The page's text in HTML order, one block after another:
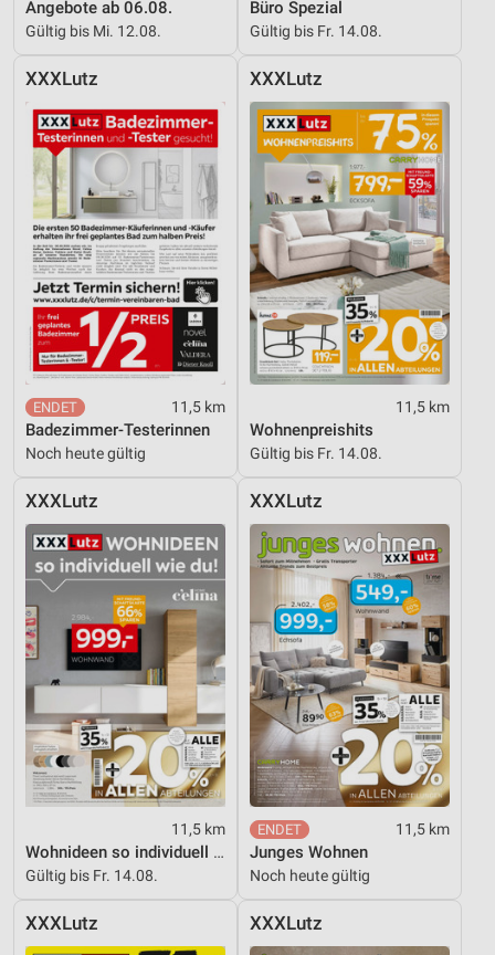
Angebote ab 06.08.
Gültig bis Mi. 12.08.
Büro Spezial
Gültig bis Fr. 14.08.
XXXLutz
11,5 km
Badezimmer-Testerinnen
Noch heute gültig
XXXLutz
11,5 km
Wohnenpreishits
Gültig bis Fr. 14.08.
XXXLutz
11,5 km
Wohnideen so individuell wie du!
Gültig bis Fr. 14.08.
XXXLutz
11,5 km
Junges Wohnen
Noch heute gültig
XXXLutz XXXLutz
Erstellung von Profilen zur Personalisierung
personalisierter Inhalte
Messung der Werbeleistung
Messung der Performance von Inhalten
Analyse von Zielgruppen durch Statistiken oder
Kombinationen von Daten aus verschiedenen
Quellen
Entwicklung und Verbesserung der Angebote
Verwendung reduzierter Daten zur Auswahl von
Inhalten
IAB-Besonderheiten:
Verwendung genauer Standortdaten
Geräte anhand von aktiv angeforderten
Informationen identifizieren
Nicht-IAB-Verarbeitungszwecke:
Notwendig
Performance
Funktional
Werbung